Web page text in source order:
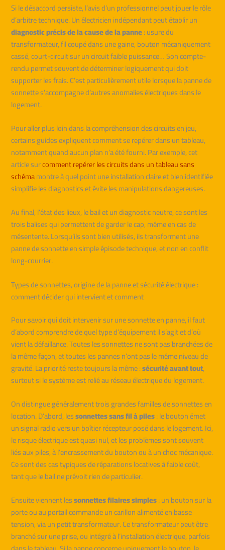
Si le désaccord persiste, l’avis d’un professionnel peut jouer le rôle
d’arbitre technique. Un électricien indépendant peut établir un
diagnostic précis de la cause de la panne: usure du
transformateur, fil coupé dans une gaine, bouton mécaniquement
cassé, court-circuit sur un circuit faible puissance… Son compte-
rendu permet souvent de déterminer logiquement qui doit
supporter les frais. C’est particulièrement utile lorsque la panne de
sonnette s’accompagne d’autres anomalies électriques dans le
logement.
Pour aller plus loin dans la compréhension des circuits en jeu,
certains guides expliquent comment se repérer dans un tableau,
notamment quand aucun plan n’a été fourni. Par exemple, cet
article surcomment repérer les circuits dans un tableau sans
schémamontre à quel point une installation claire et bien identifiée
simplifie les diagnostics et évite les manipulations dangereuses.
Au final, l’état des lieux, le bail et un diagnostic neutre, ce sont les
trois balises qui permettent de garder le cap, même en cas de
mésentente. Lorsqu’ils sont bien utilisés, ils transforment une
panne de sonnette en simple épisode technique, et non en conflit
long-courrier.
Types de sonnettes, origine de la panne et sécurité électrique :
comment décider qui intervient et comment
Pour savoir qui doit intervenir sur une sonnette en panne, il faut
d’abord comprendre de quel type d’équipement il s’agit et d’où
vient la défaillance. Toutes les sonnettes ne sont pas branchées de
la même façon, et toutes les pannes n’ont pas le même niveau de
gravité. La priorité reste toujours la même :sécurité avant tout,
surtout si le système est relié au réseau électrique du logement.
On distingue généralement trois grandes familles de sonnettes en
location. D’abord, lessonnettes sans fil à piles: le bouton émet
un signal radio vers un boîtier récepteur posé dans le logement. Ici,
le risque électrique est quasi nul, et les problèmes sont souvent
liés aux piles, à l’encrassement du bouton ou à un choc mécanique.
Ce sont des cas typiques de réparations locatives à faible coût,
tant que le bail ne prévoit rien de particulier.
Ensuite viennent lessonnettes filaires simples: un bouton sur la
porte ou au portail commande un carillon alimenté en basse
tension, via un petit transformateur. Ce transformateur peut être
branché sur une prise, ou intégré à l’installation électrique, parfois